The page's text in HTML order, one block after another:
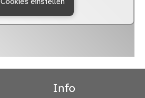
Cookies einstellen
Info